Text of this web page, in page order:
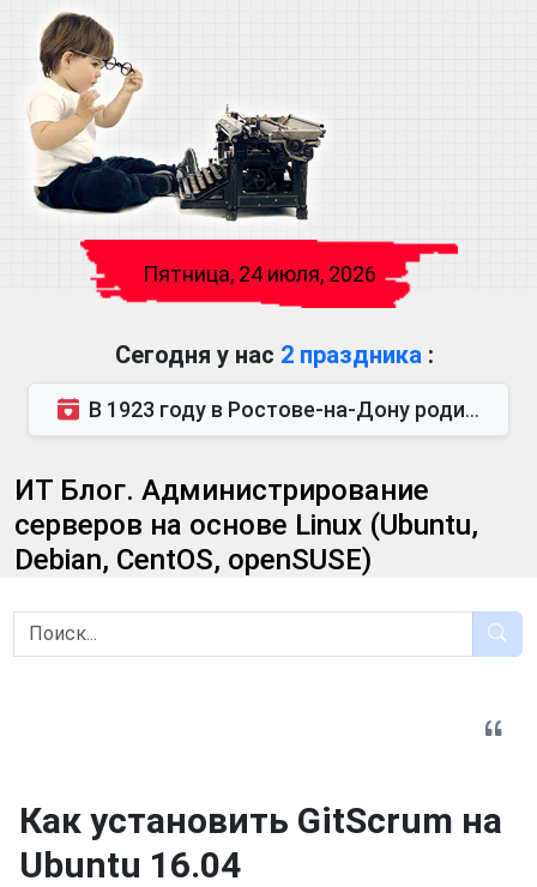
Пятница, 24 июля, 2026
Сегодня у нас 2 праздника :
В 1923 году в Ростове-на-Дону родился Виктор Михайлович Глушков. Под руководством Виктора Михайло...
ИТ Блог. Администрирование
серверов на основе Linux (Ubuntu,
Debian, CentOS, openSUSE)
Как установить GitScrum на
Ubuntu 16.04